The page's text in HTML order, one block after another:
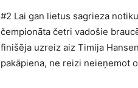
#2 Lai gan lietus sagrieza
čempionāta četri vadošie
finišēja uzreiz aiz Timija
pakāpiena, ne reizi neieņemot